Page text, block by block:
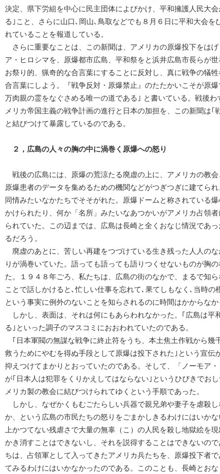
決定、県下労組を中心に民主団体によびかけ、平和擁護人民大
る｣こと、さらに山口､岡山､鳥取などでも８月６日に平和大会を
れていることを報道している。
さらに重要なことは、この新聞は、アメリカの原爆投下をは
ア・ヒロシマを、原爆都市広島、平和祭をと浜井広島市長らが
お祭り的、猟奇的な合言葉にすることに反対し、真に戦争の犠
合言葉にしよう。『戦争反対・原爆禁止』のたたかいこそが原
万肉親の霊をなぐさめる唯一の道である｣ と書いている。戦後わ
メリカ帝国主義の戦争計画の進行と日本の加担を、この新聞は｢
と結びつけて暴露しているのである。
２，広島の人々の胸の中に渦巻く原爆への怒り
戦後の広島には、原爆の荒涼たる廃虚の上に、アメリカの教
原爆患者のデータを集めるための機関などがつぎつぎに建てら
同情みたいなかたちでそそがれた。原爆ドームと称されている
かけられたり、何か「名所」みたいなあつかいがアメリカ占領
られていた。この辺までは、広島は長崎と全くおなじ情況であ
るだろう。
廃虚のあとに、苦しい再建をつづけている生き残った人人の
りが渦巻いていた。語っても語っても語りつくせないものが胸
た。１９４８年ごろ、私たちは、広島の街のなかで、まるで知
ことで話しかけると､忙しい仕事を忘れて､果てしもなく､当時の
という事実に例外のないことを知らされるのに時間はかからな
しかし、表面は、それは何にもあらわれなかった。｢広島は平
る｣といった調子のマスコミにおおわれていたのである。
｢日本軍閥の無謀な戦争に終止符をうち、本土焦土作戦から幾
救うためにやむを得ぬ手段として原爆は投下された｣という宣伝
抑えつけてまかりとおっていたのである。そして、「ノーモア
が｢日本人は犯罪をくりかえしてはならない｣というひびきでお
メリカ製の教会に結びつけられてゆくという手順であった。
しかし、なぜかくもむごたらしい兵器で親兄弟や妻子を虐殺
か、という広島の市民たちの怒りをごまかしきるわけにはいか
上かつてない残虐さで大量の無辜（こ）の人民を殺し地獄絵を
かき消すことはできないし、それを説得することはできないの
ちは、占領軍として入ってきたアメリカ兵たちを、原爆投下者
てみるわけにはいかなかったのである。このことも、長崎とお